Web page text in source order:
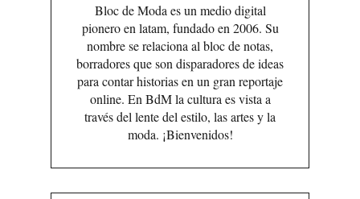
Bloc de Moda es un medio digital
pionero en latam, fundado en 2006. Su
nombre se relaciona al bloc de notas,
borradores que son disparadores de ideas
para contar historias en un gran reportaje
online. En BdM la cultura es vista a
través del lente del estilo, las artes y la
moda. ¡Bienvenidos!